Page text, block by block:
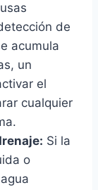
de
acumula
un
el
cualquier
Si la
o